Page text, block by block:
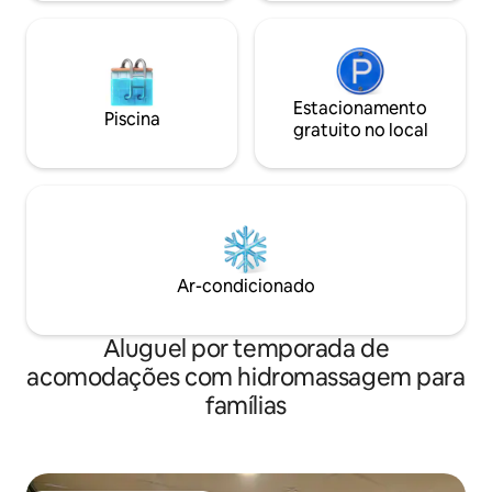
Piscina
Estacionamento
gratuito no local
Ar-condicionado
Aluguel por temporada de
acomodações com hidromassagem para
famílias